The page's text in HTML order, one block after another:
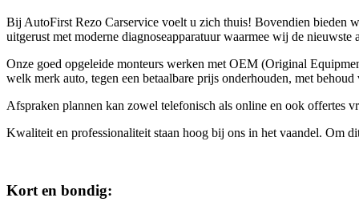
Bij AutoFirst Rezo Carservice voelt u zich thuis! Bovendien bieden
uitgerust met moderne diagnoseapparatuur waarmee wij de
Onze goed opgeleide monteurs werken met OEM (Original
welk merk auto, tegen een betaalbare prijs onderhouden, met
Afspraken plannen kan zowel telefonisch als online en ook offertes
Kwaliteit en professionaliteit staan hoog bij ons in het vaandel. Om
Kort en bondig: